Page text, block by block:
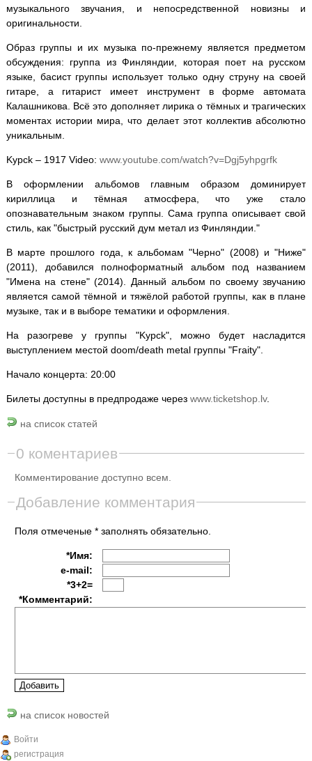
музыкального звучания, и непосредственной новизны и
оригинальности.
Образ группы и их музыка по-прежнему является предметом
обсуждения: группа из Финляндии, которая поет на русском
языке, басист группы использует только одну струну на своей
гитаре, а гитарист имеет инструмент в форме автомата
Калашникова. Всё это дополняет лирика о тёмных и трагических
моментах истории мира, что делает этот коллектив абсолютно
уникальным.
Kypck – 1917 Video: www.youtube.com/watch?v=Dgj5yhpgrfk
В оформлении альбомов главным образом доминирует
кириллица и тёмная атмосфера, что уже стало
опознавательным знаком группы. Сама группа описывает свой
стиль, как "быстрый русский дум метал из Финляндии."
В марте прошлого года, к альбомам "Черно" (2008) и "Ниже"
(2011), добавился полноформатный альбом под названием
"Имена на стене" (2014). Данный альбом по своему звучанию
является самой тёмной и тяжёлой работой группы, как в плане
музыке, так и в выборе тематики и оформления.
На разогреве у группы "Kypck", можно будет насладится
выступлением местой doom/death metal группы "Fraity".
Начало концерта: 20:00
Билеты доступны в предпродаже через www.ticketshop.lv.
на список статей
0 коментариев
Комментирование доступно всем.
Добавление комментария
Поля отмеченые * заполнять обязательно.
*Имя:
e-mail:
*3+2=
*Комментарий:
на список новостей
Войти
регистрация